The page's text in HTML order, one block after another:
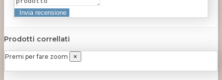
Prodotti correllati
Premi per fare zoom ×